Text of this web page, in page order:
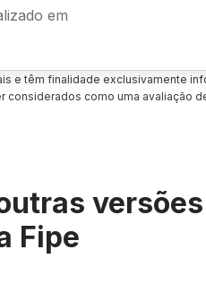
em
e têm finalidade exclusivamente
como uma avaliação
Fipe